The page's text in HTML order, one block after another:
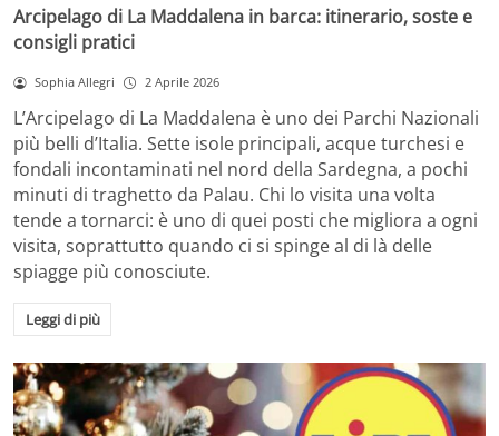
Arcipelago di La Maddalena in barca: itinerario, soste e
consigli pratici
Sophia Allegri 2 Aprile 2026
L’Arcipelago di La Maddalena è uno dei Parchi Nazionali
più belli d’Italia. Sette isole principali, acque turchesi e
fondali incontaminati nel nord della Sardegna, a pochi
minuti di traghetto da Palau. Chi lo visita una volta
tende a tornarci: è uno di quei posti che migliora a ogni
visita, soprattutto quando ci si spinge al di là delle
spiagge più conosciute.
Leggi di più